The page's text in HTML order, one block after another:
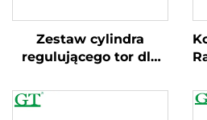
Zestaw cylindra
regulującego tor dla
EC240 EC360 EC460